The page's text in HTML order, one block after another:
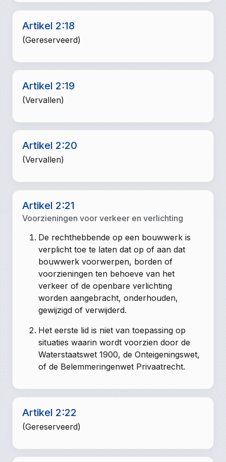
Artikel 2:18
(Gereserveerd)
Artikel 2:19
(Vervallen)
Artikel 2:20
(Vervallen)
Artikel 2:21
Voorzieningen voor verkeer en verlichting
De rechthebbende op een bouwwerk is
verplicht toe te laten dat op of aan dat
bouwwerk voorwerpen, borden of
voorzieningen ten behoeve van het
verkeer of de openbare verlichting
worden aangebracht, onderhouden,
gewijzigd of verwijderd.
Het eerste lid is niet van toepassing op
situaties waarin wordt voorzien door de
Waterstaatswet 1900, de Onteigeningswet,
of de Belemmeringenwet Privaatrecht.
Artikel 2:22
(Gereserveerd)